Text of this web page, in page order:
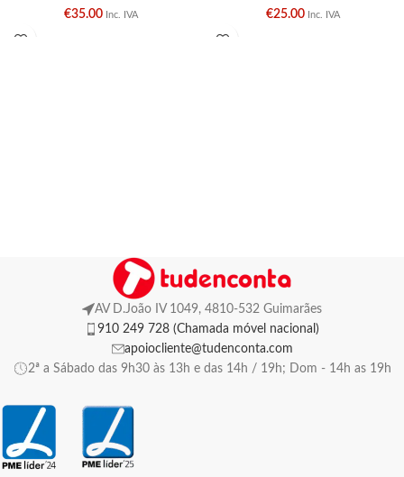
€35.00 Inc. IVA €25.00 Inc. IVA
AV D.João IV 1049, 4810-532 Guimarães
910 249 728 (Chamada móvel nacional)
apoiocliente@tudenconta.com
2ª a Sábado das 9h30 às 13h e das 14h / 19h; Dom - 14h as 19h